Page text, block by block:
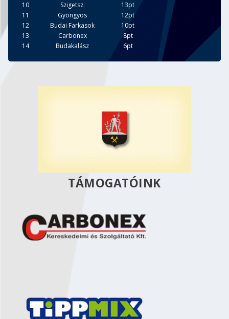
10
Szigetsz.
13pt
11
Gyöngyös
12pt
12
Budai Farkasok
10pt
13
Carbonex
8pt
14
Budakalász 6pt
TÁMOGATÓINK